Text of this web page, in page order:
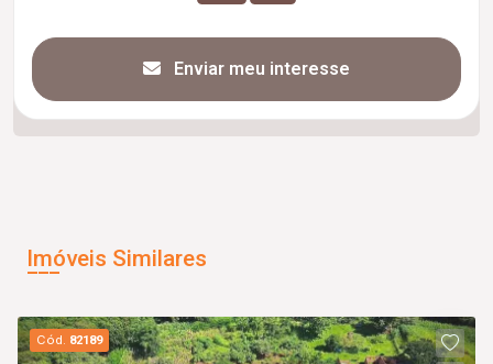
Enviar meu interesse
Imóveis Similares
Cód. 82189